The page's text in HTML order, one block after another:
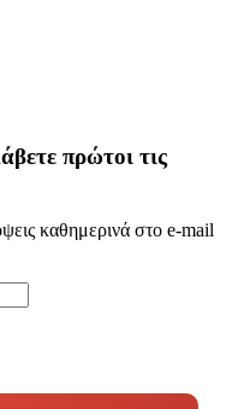
πρώτοι τις
καθημερινά στο e-mail